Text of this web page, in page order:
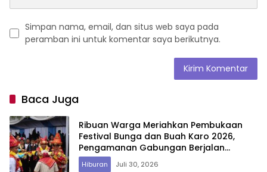
Simpan nama, email, dan situs web saya pada
peramban ini untuk komentar saya berikutnya.
Baca Juga
Ribuan Warga Meriahkan Pembukaan
Festival Bunga dan Buah Karo 2026,
Pengamanan Gabungan Berjalan
Maksimal
Hiburan Juli 30, 2026